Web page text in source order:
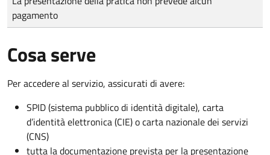
pagamento
Cosa serve
Per accedere al servizio, assicurati di avere:
SPID (sistema pubblico di identità digitale), carta
d’identità elettronica (CIE) o carta nazionale dei servizi
(CNS)
tutta la documentazione prevista per la presentazione